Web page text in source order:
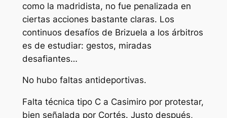
como la madridista, no fue penalizada en
ciertas acciones bastante claras. Los
continuos desafíos de Brizuela a los árbitros
es de estudiar: gestos, miradas
desafiantes…
No hubo faltas antideportivas.
Falta técnica tipo C a Casimiro por protestar,
bien señalada por Cortés. Justo después,